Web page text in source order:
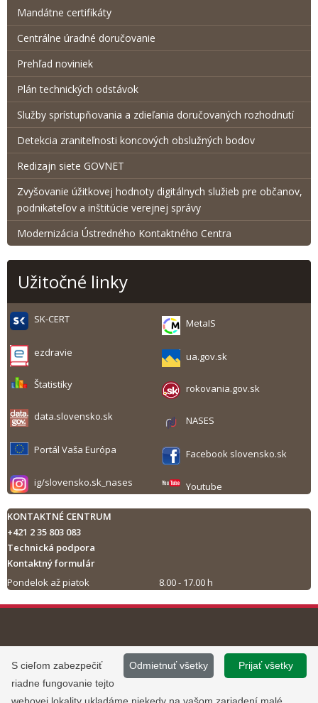
Mandátne certifikáty
Centrálne úradné doručovanie
Prehľad noviniek
Plán technických odstávok
Služby sprístupňovania a zdieľania doručovaných rozhodnutí
Detekcia zraniteľnosti koncových obslužných bodov
Redizajn siete GOVNET
Zvyšovanie úžitkovej hodnoty digitálnych služieb pre občanov,
podnikateľov a inštitúcie verejnej správy
Modernizácia Ústredného Kontaktného Centra
Užitočné linky
SK-CERT MetaIS
ezdravie ua.gov.sk
Štatistiky rokovania.gov.sk
data.slovensko.sk NASES
Portál Vaša Európa Facebook slovensko.sk
ig/slovensko.sk_nases Youtube
KONTAKTNÉ CENTRUM
+421 2 35 803 083
Technická podpora
Kontaktný formulár
Pondelok až piatok
8.00 - 17.00 h
Tlač obsahu
©2013 - 2026, Slovensko.sk
Informácie zverejnené na portáli
majú informatívny charakter.
Prevádzku stránky
www.slovensko.sk a správu jej
obsahu zabezpečuje
Prijať všetky
Odmietnuť všetky
S cieľom zabezpečiť
riadne fungovanie tejto